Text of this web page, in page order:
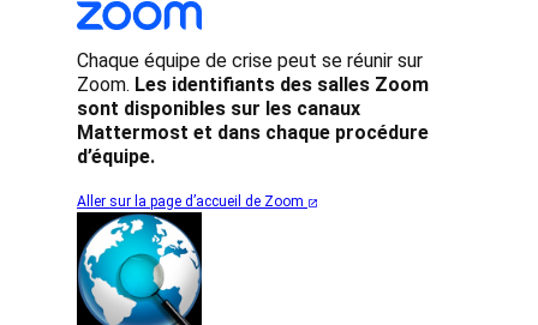
Chaque équipe de crise peut se réunir sur
Zoom. Les identifiants des salles Zoom
sont disponibles sur les canaux
Mattermost et dans chaque procédure
d’équipe.
Aller sur la page d’accueil de Zoom